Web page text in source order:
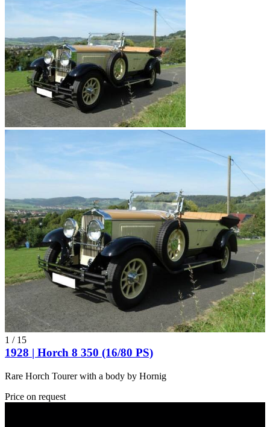
1 / 15
1928 | Horch 8 350 (16/80 PS)
Rare Horch Tourer with a body by Hornig
Price on request